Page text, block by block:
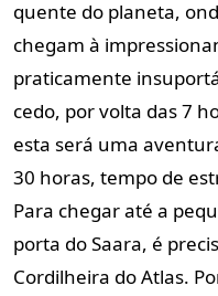
quente do planeta,
chegam à
praticamente
cedo, por volta das 7
esta será uma
30 horas, tempo de
Para chegar até a
porta do Saara, é
Cordilheira do Atlas.